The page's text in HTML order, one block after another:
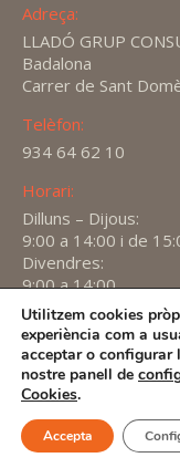
Adreça:
LLADÓ GRUP
Badalona
Carrer de Sant
Telèfon:
934 64 62 10
Horari:
Dilluns – Dijous:
9:00 a 14:00 i de
Divendres:
9:00 a 14:00
Find us on:
X
page
opens
in
new
YouTube
page
opens
in
new
Linkedin
page
in
new
2026 -
Utilitzem cookies
experiència com a
acceptar o configurar
nostre panell de
Cookies.
Accepta